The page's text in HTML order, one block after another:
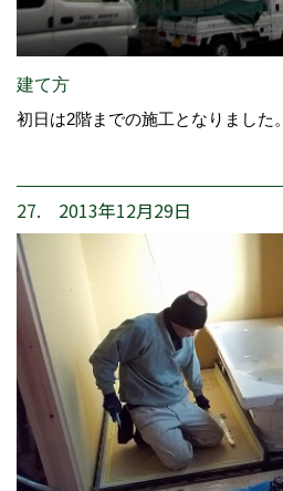
建て方
初日は2階までの施工となりました。
27. 2013年12月29日